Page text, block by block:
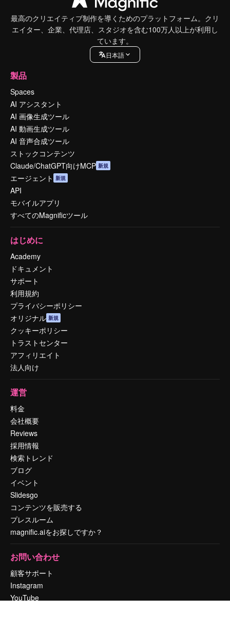
最高のクリエイティブ制作を導くためのプラットフォーム。クリ
エイター、企業、代理店、スタジオを含む100万人以上が利用し
ています。
日本語
製品
Spaces
AI アシスタント
AI 画像生成ツール
AI 動画生成ツール
AI 音声合成ツール
ストックコンテンツ
Claude/ChatGPT向けMCP 新規
エージェント 新規
API
モバイルアプリ
すべてのMagnificツール
はじめに
Academy
ドキュメント
サポート
利用規約
プライバシーポリシー
オリジナル 新規
クッキーポリシー
トラストセンター
アフィリエイト
法人向け
運営
料金
会社概要
Reviews
採用情報
検索トレンド
ブログ
イベント
Slidesgo
コンテンツを販売する
プレスルーム
magnific.aiをお探しですか？
お問い合わせ
顧客サポート
Instagram
YouTube